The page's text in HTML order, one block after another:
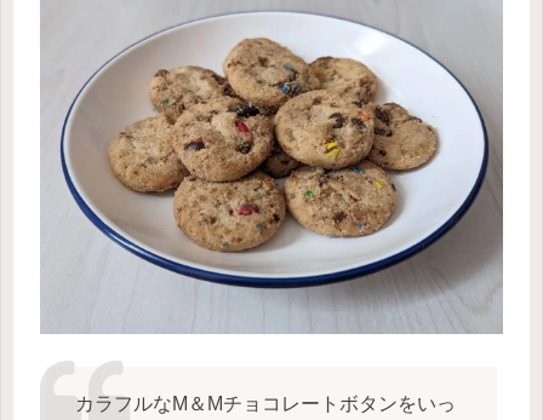
カラフルなM＆Mチョコレートボタンをいっ